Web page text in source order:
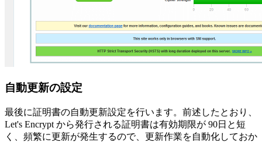
自動更新の設定
最後に証明書の自動更新設定を行います。前述したとおり、
Let's Encrypt から発行される証明書は有効期限が 90日と短
く、頻繁に更新が発生するので、更新作業を自動化しておか